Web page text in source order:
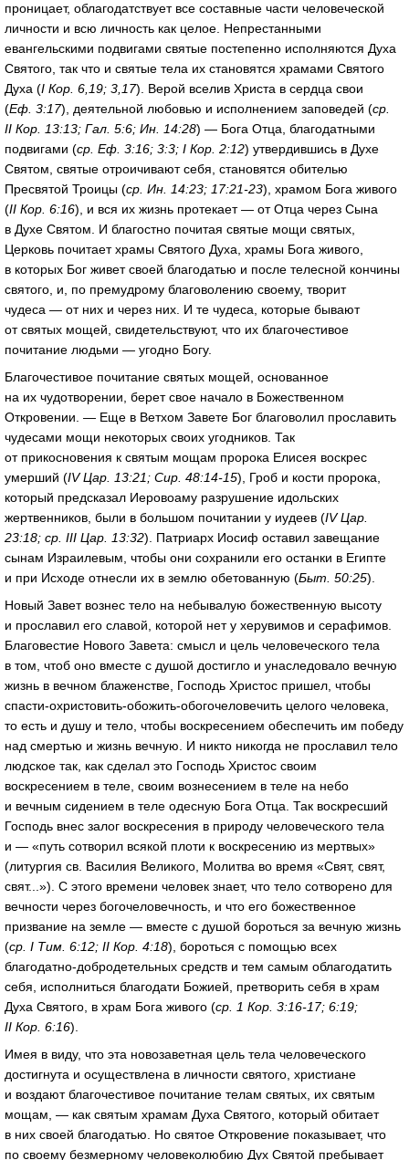
проницает, облагодатствует все составные части человеческой
личности и всю личность как целое. Непрестанными
евангельскими подвигами святые постепенно исполняются Духа
Святого, так что и святые тела их становятся храмами Святого
Духа (I Кор. 6,19; 3,17). Верой вселив Христа в сердца свои
(Еф. 3:17), деятельной любовью и исполнением заповедей (ср.
II Кор. 13:13; Гал. 5:6; Ин. 14:28) — Бога Отца, благодатными
подвигами (ср. Еф. 3:16; 3:3; I Кор. 2:12) утвердившись в Духе
Святом, святые отроичивают себя, становятся обителью
Пресвятой Троицы (ср. Ин. 14:23; 17:21-23), храмом Бога живого
(II Кор. 6:16), и вся их жизнь протекает — от Отца через Сына
в Духе Святом. И благостно почитая святые мощи святых,
Церковь почитает храмы Святого Духа, храмы Бога живого,
в которых Бог живет своей благодатью и после телесной кончины
святого, и, по премудрому благоволению своему, творит
чудеса — от них и через них. И те чудеса, которые бывают
от святых мощей, свидетельствуют, что их благочестивое
почитание людьми — угодно Богу.
Благочестивое почитание святых мощей, основанное
на их чудотворении, берет свое начало в Божественном
Откровении. — Еще в Ветхом Завете Бог благоволил прославить
чудесами мощи некоторых своих угодников. Так
от прикосновения к святым мощам пророка Елисея воскрес
умерший (IV Цар. 13:21; Сир. 48:14-15), Гроб и кости пророка,
который предсказал Иеровоаму разрушение идольских
жертвенников, были в большом почитании у иудеев (IV Цар.
23:18; ср. III Цар. 13:32). Патриарх Иосиф оставил завещание
сынам Израилевым, чтобы они сохранили его останки в Египте
и при Исходе отнесли их в землю обетованную (Быт. 50:25).
Новый Завет вознес тело на небывалую божественную высоту
и прославил его славой, которой нет у херувимов и серафимов.
Благовестие Нового Завета: смысл и цель человеческого тела
в том, чтоб оно вместе с душой достигло и унаследовало вечную
жизнь в вечном блаженстве, Господь Христос пришел, чтобы
спасти-охристовить-обожить-обогочеловечить целого человека,
то есть и душу и тело, чтобы воскресением обеспечить им победу
над смертью и жизнь вечную. И никто никогда не прославил тело
людское так, как сделал это Господь Христос своим
воскресением в теле, своим вознесением в теле на небо
и вечным сидением в теле одесную Бога Отца. Так воскресший
Господь внес залог воскресения в природу человеческого тела
и — «путь сотворил всякой плоти к воскресению из мертвых»
(литургия св. Василия Великого, Молитва во время «Свят, свят,
свят...»). С этого времени человек знает, что тело сотворено для
вечности через богочеловечность, и что его божественное
призвание на земле — вместе с душой бороться за вечную жизнь
(ср. I Тим. 6:12; II Кор. 4:18), бороться с помощью всех
благодатно-добродетельных средств и тем самым облагодатить
себя, исполниться благодати Божией, претворить себя в храм
Духа Святого, в храм Бога живого (ср. 1 Кор. 3:16-17; 6:19;
II Кор. 6:16).
Имея в виду, что эта новозаветная цель тела человеческого
достигнута и осуществлена в личности святого, христиане
и воздают благочестивое почитание телам святых, их святым
мощам, — как святым храмам Духа Святого, который обитает
в них своей благодатью. Но святое Откровение показывает, что
по своему безмерному человеколюбию Дух Святой пребывает